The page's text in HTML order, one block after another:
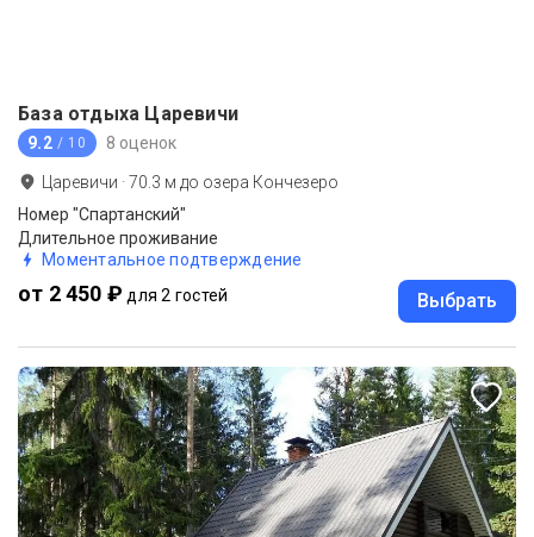
База отдыха Царевичи
9.2 / 10 8 оценок
Царевичи ·70.3 м до озера Кончезеро
Номер "Спартанский"
Длительное проживание
Моментальное подтверждение
от 2 450 ₽ для 2 гостей Выбрать